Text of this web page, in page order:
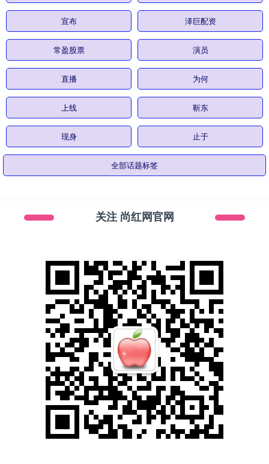
宣布 泽巨配资
常盈股票 演员
直播 为何
上线 靳东
现身 止于
全部话题标签
关注 尚红网官网